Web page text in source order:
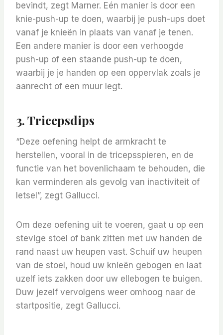
bevindt, zegt Marner. Eén manier is door een
knie-push-up te doen, waarbij je push-ups doet
vanaf je knieën in plaats van vanaf je tenen.
Een andere manier is door een verhoogde
push-up of een staande push-up te doen,
waarbij je je handen op een oppervlak zoals je
aanrecht of een muur legt.
3. Tricepsdips
“Deze oefening helpt de armkracht te
herstellen, vooral in de tricepsspieren, en de
functie van het bovenlichaam te behouden, die
kan verminderen als gevolg van inactiviteit of
letsel”, zegt Gallucci.
Om deze oefening uit te voeren, gaat u op een
stevige stoel of bank zitten met uw handen de
rand naast uw heupen vast. Schuif uw heupen
van de stoel, houd uw knieën gebogen en laat
uzelf iets zakken door uw ellebogen te buigen.
Duw jezelf vervolgens weer omhoog naar de
startpositie, zegt Gallucci.